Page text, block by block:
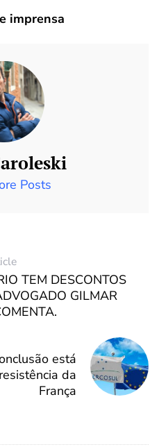
imprensa
Posts
TEM DESCONTOS
GILMAR
está
da
França